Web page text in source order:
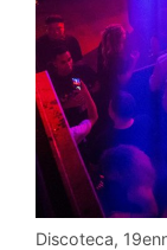
Discoteca,